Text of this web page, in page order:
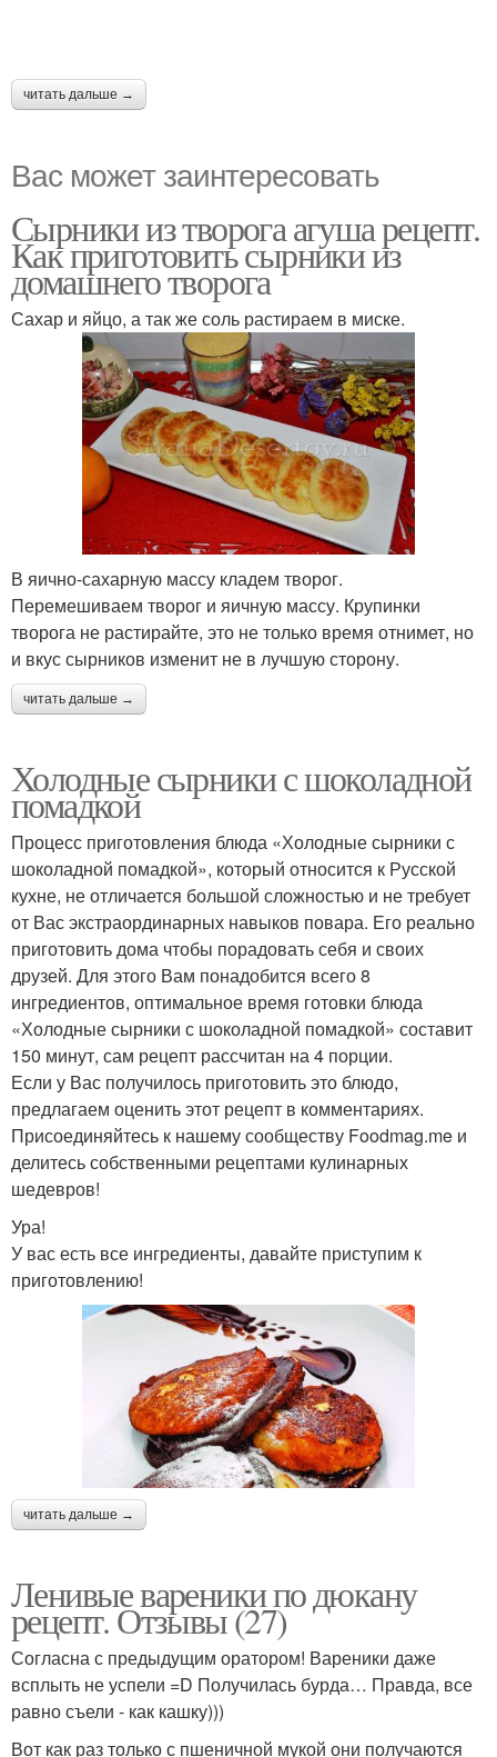
читать дальше →
Вас может заинтересовать
Сырники из творога агуша рецепт.
Как приготовить сырники из
домашнего творога
Сахар и яйцо, а так же соль растираем в миске.
В яично-сахарную массу кладем творог.
Перемешиваем творог и яичную массу. Крупинки
творога не растирайте, это не только время отнимет, но
и вкус сырников изменит не в лучшую сторону.
читать дальше →
Холодные сырники с шоколадной
помадкой
Процесс приготовления блюда «Холодные сырники с
шоколадной помадкой», который относится к Русской
кухне, не отличается большой сложностью и не требует
от Вас экстраординарных навыков повара. Его реально
приготовить дома чтобы порадовать себя и своих
друзей. Для этого Вам понадобится всего 8
ингредиентов, оптимальное время готовки блюда
«Холодные сырники с шоколадной помадкой» составит
150 минут, сам рецепт рассчитан на 4 порции.
Если у Вас получилось приготовить это блюдо,
предлагаем оценить этот рецепт в комментариях.
Присоединяйтесь к нашему сообществу Foodmag.me и
делитесь собственными рецептами кулинарных
шедевров!
Ура!
У вас есть все ингредиенты, давайте приступим к
приготовлению!
читать дальше →
Ленивые вареники по дюкану
рецепт. Отзывы (27)
Согласна с предыдущим оратором! Вареники даже
всплыть не успели =D Получилась бурда… Правда, все
равно съели - как кашку)))
Вот как раз только с пшеничной мукой они получаются